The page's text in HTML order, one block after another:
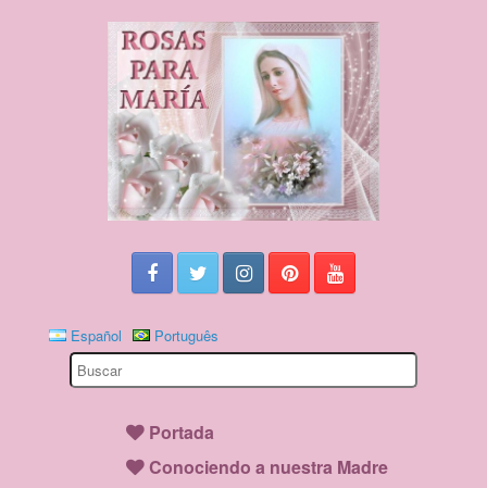
Español
Português
Search
for:
Portada
Conociendo a nuestra Madre